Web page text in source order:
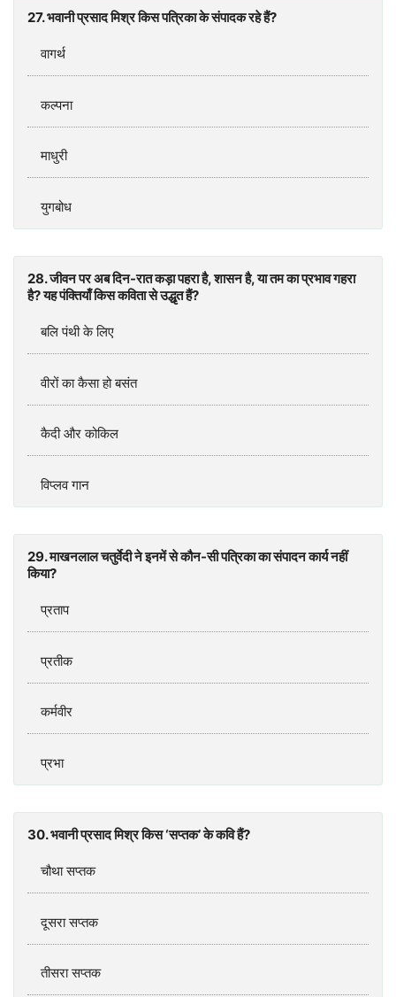
27. भवानी प्रसाद मिश्र किस पत्रिका के संपादक रहे हैं?
वागर्थ
कल्पना
माधुरी
युगबोध
28. जीवन पर अब दिन-रात कड़ा पहरा है, शासन है, या तम का प्रभाव गहरा
है? यह पंक्तियाँ किस कविता से उद्धृत हैं?
बलि पंथी के लिए
वीरों का कैसा हो बसंत
कैदी और कोकिल
विप्लव गान
29. माखनलाल चतुर्वेदी ने इनमें से कौन-सी पत्रिका का संपादन कार्य नहीं
किया?
प्रताप
प्रतीक
कर्मवीर
प्रभा
30. भवानी प्रसाद मिश्र किस ‘सप्तक’ के कवि हैं?
चौथा सप्तक
दूसरा सप्तक
तीसरा सप्तक